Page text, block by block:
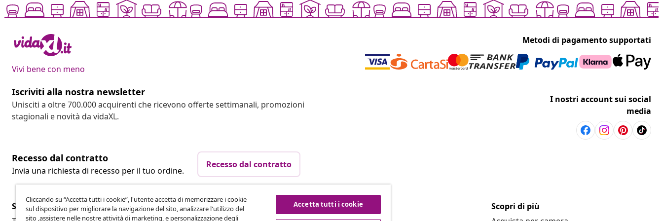
Vivi bene con meno
Metodi di pagamento supportati
Iscriviti alla nostra newsletter
Unisciti a oltre 700.000 acquirenti che ricevono offerte settimanali, promozioni
stagionali e novità da vidaXL.
I nostri account sui social
media
Recesso dal contratto
Invia una richiesta di recesso per il tuo ordine.
Recesso dal contratto
Servizio clienti
Aziende
vidaXL
Scopri di più
Cliccando su “Accetta tutti i cookie”, l'utente accetta di memorizzare i cookie
sul dispositivo per migliorare la navigazione del sito, analizzare l'utilizzo del
sito ,assistere nelle nostre attività di marketing, e personalizzazione degli
Accetta tutti i cookie